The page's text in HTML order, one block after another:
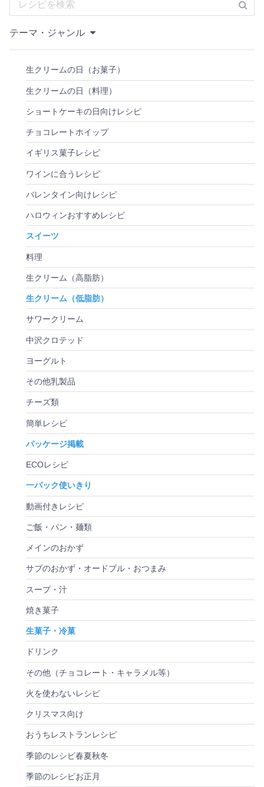
テーマ・ジャンル
生クリームの日（お菓子）
生クリームの日（料理）
ショートケーキの日向けレシピ
チョコレートホイップ
イギリス菓子レシピ
ワインに合うレシピ
バレンタイン向けレシピ
ハロウィンおすすめレシピ
スイーツ
料理
生クリーム（高脂肪）
生クリーム（低脂肪）
サワークリーム
中沢クロテッド
ヨーグルト
その他乳製品
チーズ類
簡単レシピ
パッケージ掲載
ECOレシピ
一パック使いきり
動画付きレシピ
ご飯・パン・麺類
メインのおかず
サブのおかず・オードブル・おつまみ
スープ・汁
焼き菓子
生菓子・冷菓
ドリンク
その他（チョコレート・キャラメル等）
火を使わないレシピ
クリスマス向け
おうちレストランレシピ
季節のレシピ春夏秋冬
季節のレシピお正月